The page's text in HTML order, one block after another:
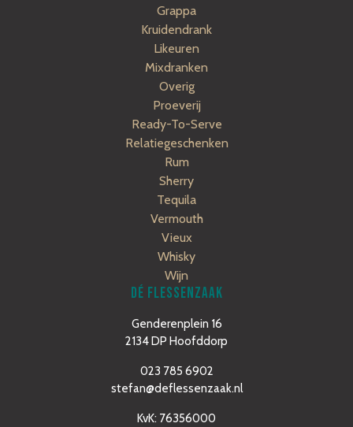
Grappa
Kruidendrank
Likeuren
Mixdranken
Overig
Proeverij
Ready-To-Serve
Relatiegeschenken
Rum
Sherry
Tequila
Vermouth
Vieux
Whisky
Wijn
DÉ FLESSENZAAK
Genderenplein 16
2134 DP Hoofddorp
023 785 6902
stefan@deflessenzaak.nl
KvK: 76356000